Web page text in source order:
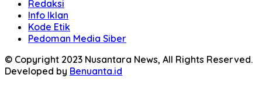
Redaksi
Info Iklan
Kode Etik
Pedoman Media Siber
© Copyright 2023 Nusantara News, All Rights Reserved.
Developed by Benuanta.id